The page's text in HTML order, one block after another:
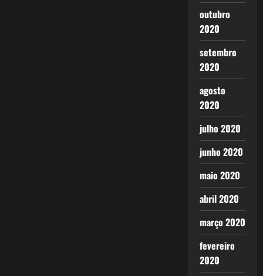
outubro
2020
setembro
2020
agosto
2020
julho 2020
junho 2020
maio 2020
abril 2020
março 2020
fevereiro
2020